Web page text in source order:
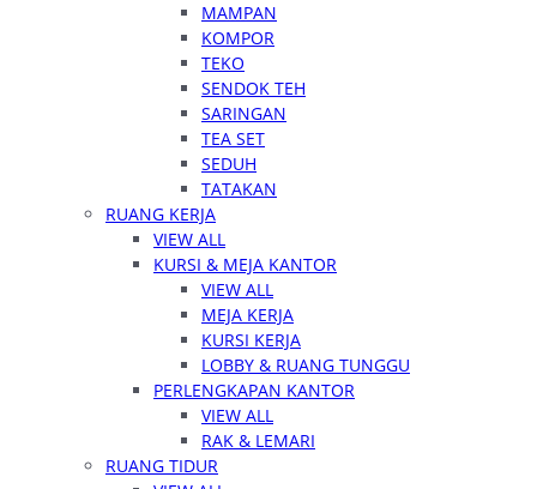
MAMPAN
KOMPOR
TEKO
SENDOK TEH
SARINGAN
TEA SET
SEDUH
TATAKAN
RUANG KERJA
VIEW ALL
KURSI & MEJA KANTOR
VIEW ALL
MEJA KERJA
KURSI KERJA
LOBBY & RUANG TUNGGU
PERLENGKAPAN KANTOR
VIEW ALL
RAK & LEMARI
RUANG TIDUR